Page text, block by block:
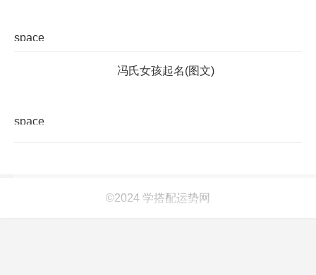
space
space
冯氏女孩起名(图文)
©2024 学搭配运势网